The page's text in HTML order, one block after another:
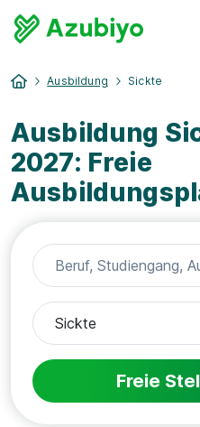
Ausbildung Sickte
Ausbildung
2027: Freie
Freie